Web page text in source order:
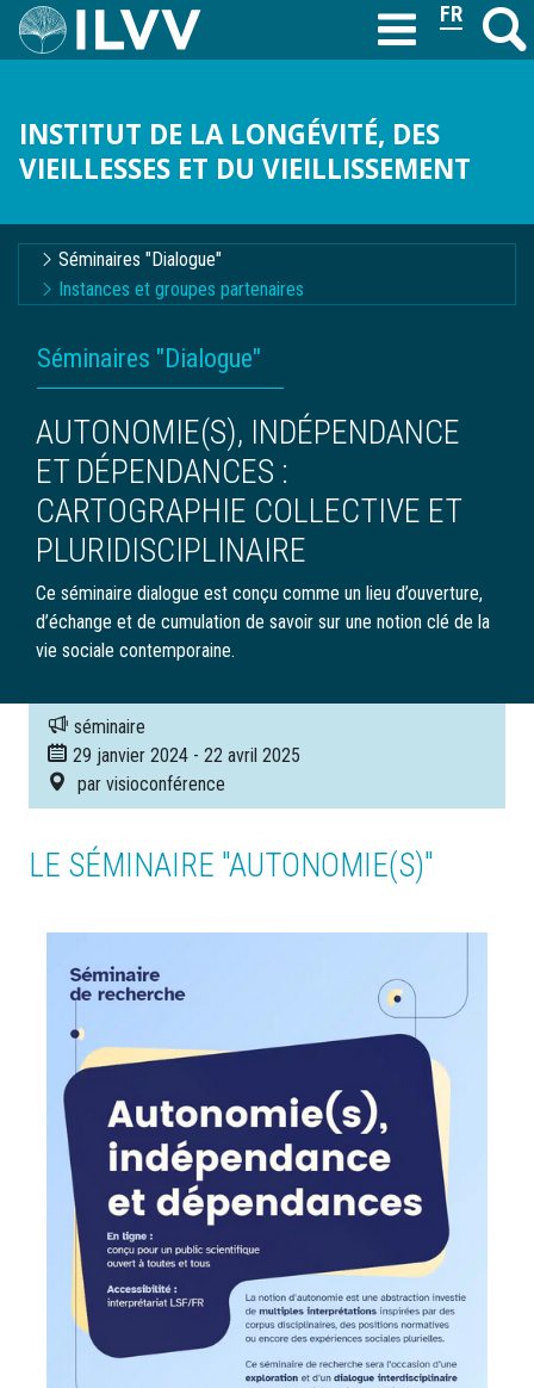
Aller
au
M
INSTITUT DE LA LONGÉVITÉ, DES
VIEILLESSES ET DU VIEILLISSEMENT
T
Navigation
contextuelle
Séminaires "Dialogue"
Instances et groupes partenaires
FIL
D'ARIANE
Séminaires "Dialogue"
AUTONOMIE(S), INDÉPENDANCE
ET DÉPENDANCES :
CARTOGRAPHIE COLLECTIVE ET
PLURIDISCIPLINAIRE
Ce séminaire dialogue est conçu comme un lieu d’ouverture,
d’échange et de cumulation de savoir sur une notion clé de la
vie sociale contemporaine.
séminaire
29 janvier 2024- 22 avril 2025
par visioconférence
LE SÉMINAIRE "AUTONOMIE(S)"
FRANÇAIS